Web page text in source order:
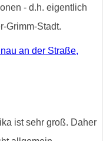
- d.h. eigentlich
Grimm-Stadt.
an der Straße,
ist sehr groß. Daher